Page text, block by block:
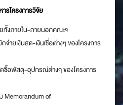
รโครงการวิจัย
ทั้งภายใน-ภายนอกคณะฯ
จ่ายเงินสด-เงินเชื่อต่างๆ ของโครงการ
ซื้อพัสดุ-อุปกรณ์ต่างๆ ของโครงการ
Memorandum of